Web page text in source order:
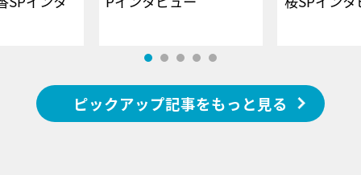
ピックアップ記事をもっと見る